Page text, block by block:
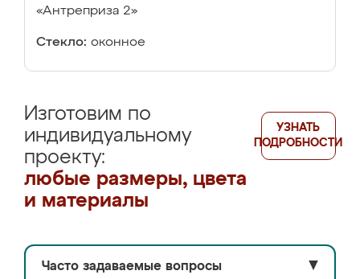
«Антреприза 2»
Стекло: оконное
Изготовим по
индивидуальному
проекту:
любые размеры, цвета
и материалы
УЗНАТЬ
ПОДРОБНОСТИ
Часто задаваемые вопросы ▼